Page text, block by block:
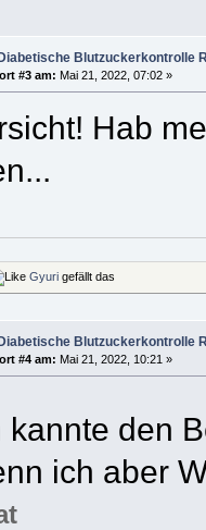
Blutzuckerkontrolle
#3 am: Mai 21, 2022, 07:02 »
Hab
Gyurigefällt das
Blutzuckerkontrolle
#4 am: Mai 21, 2022, 10:21 »
kannte den
ich aber